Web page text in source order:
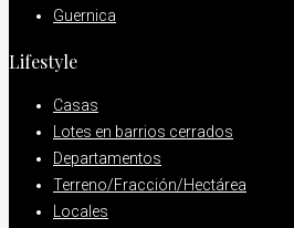
Guernica
Lifestyle
Casas
Lotes en barrios cerrados
Departamentos
Terreno/Fracción/Hectárea
Locales